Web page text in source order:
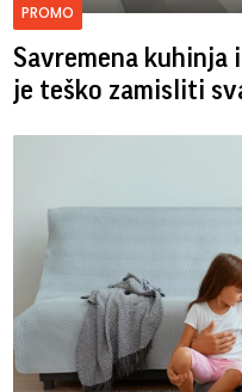
PROMO
Savremena kuhinja
je teško zamisliti